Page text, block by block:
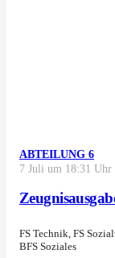
ABTEILUNG 6
7 Juli um 18:31 Uhr
FS Technik, FS
BFS Soziales